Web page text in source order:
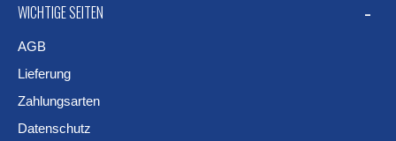
WICHTIGE SEITEN
AGB
Lieferung
Zahlungsarten
Datenschutz